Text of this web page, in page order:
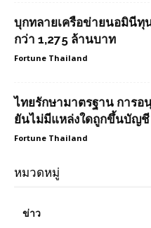
บุกทลายเครือข่ายนอมินีทุ
กว่า 1,275 ล้านบาท
Fortune Thailand
ไทยรักษามาตรฐาน การอ
ยันไม่มีแหล่งใดถูกขึ้นบัญชี
Fortune Thailand
หมวดหมู่
ข่าว